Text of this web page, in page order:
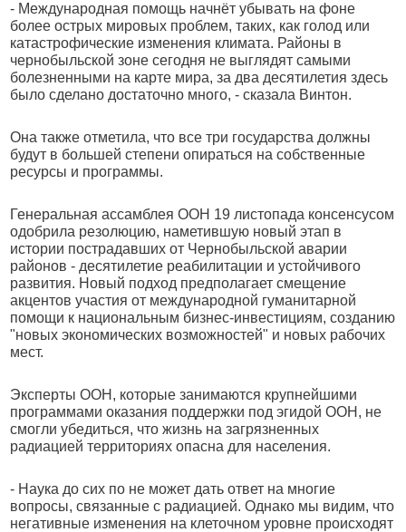
- Международная помощь начнёт убывать на фоне
более острых мировых проблем, таких, как голод или
катастрофические изменения климата. Районы в
чернобыльской зоне сегодня не выглядят самыми
болезненными на карте мира, за два десятилетия здесь
было сделано достаточно много, - сказала Винтон.
Она также отметила, что все три государства должны
будут в большей степени опираться на собственные
ресурсы и программы.
Генеральная ассамблея ООН 19 листопада консенсусом
одобрила резолюцию, наметившую новый этап в
истории пострадавших от Чернобыльской аварии
районов - десятилетие реабилитации и устойчивого
развития. Новый подход предполагает смещение
акцентов участия от международной гуманитарной
помощи к национальным бизнес-инвестициям, созданию
"новых экономических возможностей" и новых рабочих
мест.
Эксперты ООН, которые занимаются крупнейшими
программами оказания поддержки под эгидой ООН, не
смогли убедиться, что жизнь на загрязненных
радиацией территориях опасна для населения.
- Наука до сих по не может дать ответ на многие
вопросы, связанные с радиацией. Однако мы видим, что
негативные изменения на клеточном уровне происходят